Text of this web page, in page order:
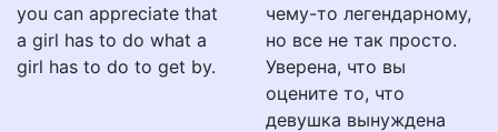
you can appreciate that
a girl has to do what a
girl has to do to get by.
чему-то легендарному,
но все не так просто.
Уверена, что вы
оцените то, что
девушка вынуждена